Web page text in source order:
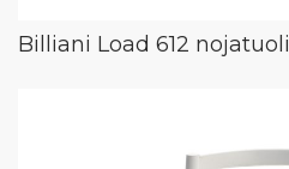
Billiani Load 612 nojatuoli